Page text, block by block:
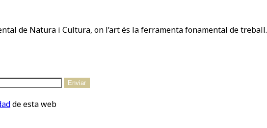
de Natura i Cultura, on l’art és la ferramenta fonamental de treball.
de esta web